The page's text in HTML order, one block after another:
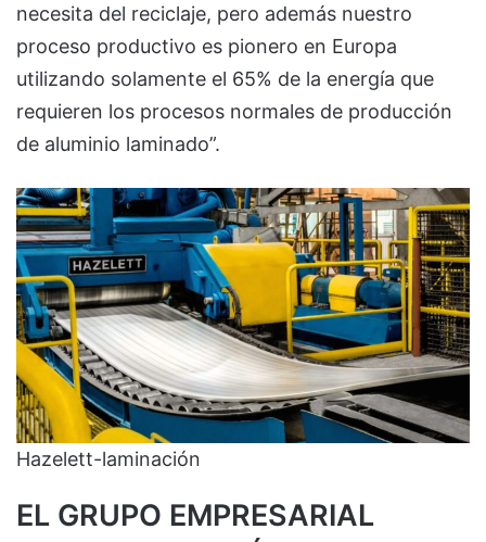
necesita del reciclaje, pero además nuestro
proceso productivo es pionero en Europa
utilizando solamente el 65% de la energía que
requieren los procesos normales de producción
de aluminio laminado”.
Hazelett-laminación
EL GRUPO EMPRESARIAL